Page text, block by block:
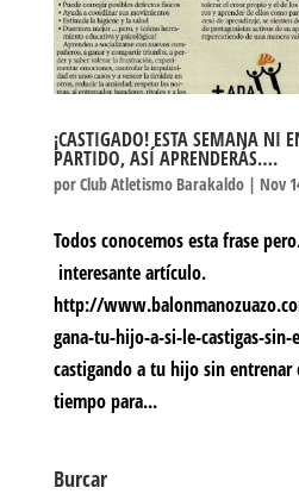
¡CASTIGADO! ESTA SEMANA NI
PARTIDO, ASÍ APRENDERÁS….
porClub Atletismo Barakaldo| Nov
Todos conocemos esta frase
interesante artículo.
http://
gana-tu-hijo-a-si-le-castigas-sin-
castigando a tu hijo sin entrenar
tiempo para...
Burcar